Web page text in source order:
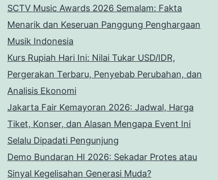
SCTV Music Awards 2026 Semalam: Fakta
Menarik dan Keseruan Panggung Penghargaan
Musik Indonesia
Kurs Rupiah Hari Ini: Nilai Tukar USD/IDR,
Pergerakan Terbaru, Penyebab Perubahan, dan
Analisis Ekonomi
Jakarta Fair Kemayoran 2026: Jadwal, Harga
Tiket, Konser, dan Alasan Mengapa Event Ini
Selalu Dipadati Pengunjung
Demo Bundaran HI 2026: Sekadar Protes atau
Sinyal Kegelisahan Generasi Muda?